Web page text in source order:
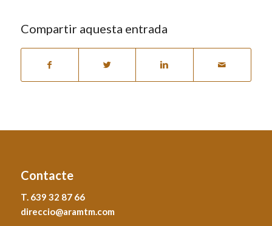
Compartir aquesta entrada
Contacte
T. 639 32 87 66
direccio@aramtm.com